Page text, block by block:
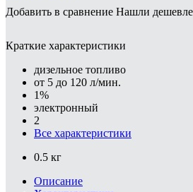
Добавить в сравнение Нашли дешевле
Краткие характеристики
дизельное топливо
от 5 до 120 л/мин.
1%
электронный
2
Все характеристики
0.5 кг
Описание